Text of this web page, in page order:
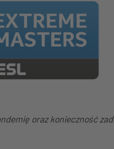
oraz konieczność